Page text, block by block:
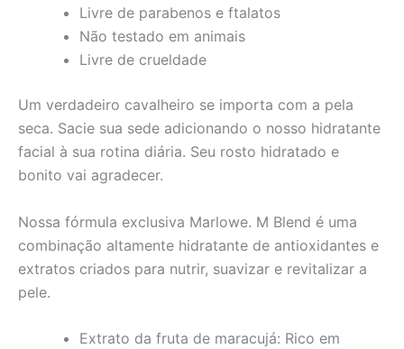
Livre de parabenos e ftalatos
Não testado em animais
Livre de crueldade
Um verdadeiro cavalheiro se importa com a pela
seca. Sacie sua sede adicionando o nosso hidratante
facial à sua rotina diária. Seu rosto hidratado e
bonito vai agradecer.
Nossa fórmula exclusiva Marlowe. M Blend é uma
combinação altamente hidratante de antioxidantes e
extratos criados para nutrir, suavizar e revitalizar a
pele.
Extrato da fruta de maracujá: Rico em